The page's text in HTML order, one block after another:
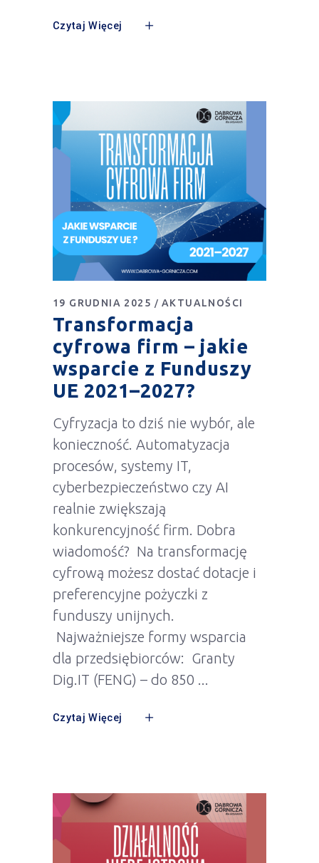
Czytaj Więcej
19 GRUDNIA 2025 AKTUALNOŚCI
Transformacja
cyfrowa firm – jakie
wsparcie z Funduszy
UE 2021–2027?
Cyfryzacja to dziś nie wybór, ale
konieczność. Automatyzacja
procesów, systemy IT,
cyberbezpieczeństwo czy AI
realnie zwiększają
konkurencyjność firm. Dobra
wiadomość? Na transformację
cyfrową możesz dostać dotacje i
preferencyjne pożyczki z
funduszy unijnych.
Najważniejsze formy wsparcia
dla przedsiębiorców: Granty
Dig.IT (FENG) – do 850
Czytaj Więcej